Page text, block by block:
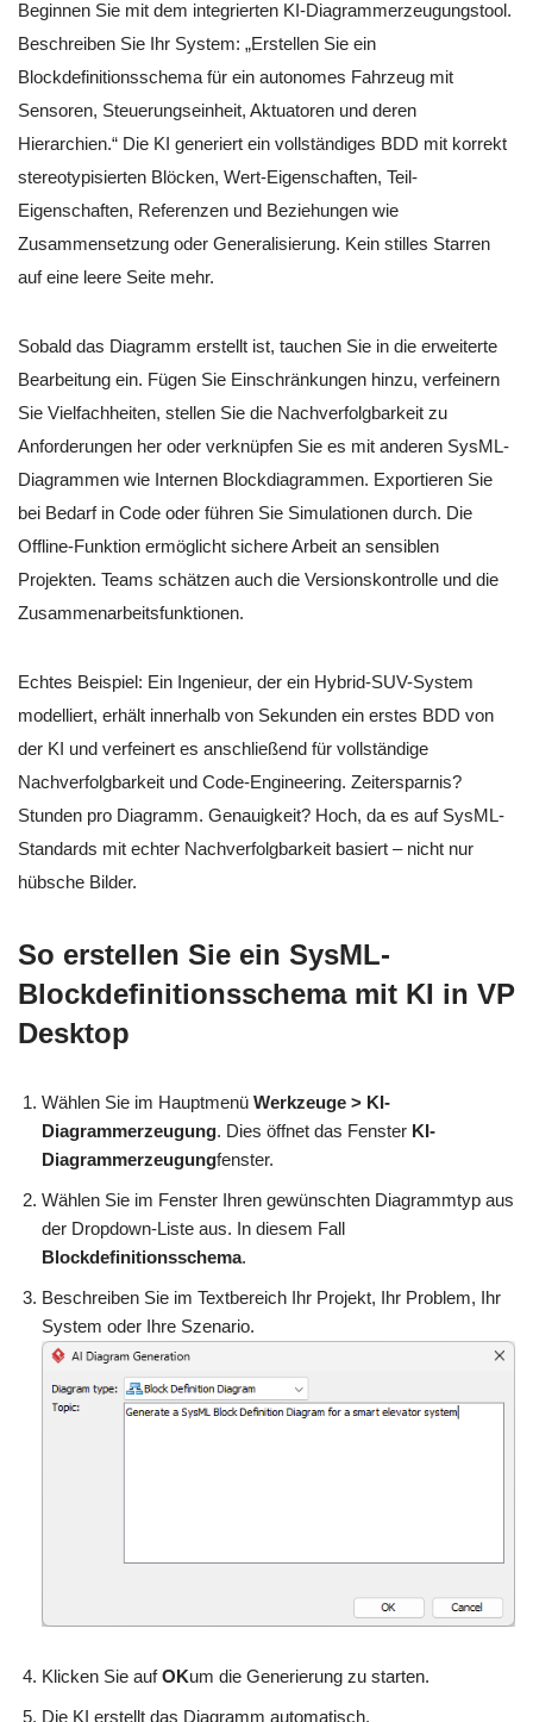
Beginnen Sie mit dem integrierten KI-Diagrammerzeugungstool.
Beschreiben Sie Ihr System: „Erstellen Sie ein
Blockdefinitionsschema für ein autonomes Fahrzeug mit
Sensoren, Steuerungseinheit, Aktuatoren und deren
Hierarchien.“ Die KI generiert ein vollständiges BDD mit korrekt
stereotypisierten Blöcken, Wert-Eigenschaften, Teil-
Eigenschaften, Referenzen und Beziehungen wie
Zusammensetzung oder Generalisierung. Kein stilles Starren
auf eine leere Seite mehr.
Sobald das Diagramm erstellt ist, tauchen Sie in die erweiterte
Bearbeitung ein. Fügen Sie Einschränkungen hinzu, verfeinern
Sie Vielfachheiten, stellen Sie die Nachverfolgbarkeit zu
Anforderungen her oder verknüpfen Sie es mit anderen SysML-
Diagrammen wie Internen Blockdiagrammen. Exportieren Sie
bei Bedarf in Code oder führen Sie Simulationen durch. Die
Offline-Funktion ermöglicht sichere Arbeit an sensiblen
Projekten. Teams schätzen auch die Versionskontrolle und die
Zusammenarbeitsfunktionen.
Echtes Beispiel: Ein Ingenieur, der ein Hybrid-SUV-System
modelliert, erhält innerhalb von Sekunden ein erstes BDD von
der KI und verfeinert es anschließend für vollständige
Nachverfolgbarkeit und Code-Engineering. Zeitersparnis?
Stunden pro Diagramm. Genauigkeit? Hoch, da es auf SysML-
Standards mit echter Nachverfolgbarkeit basiert – nicht nur
hübsche Bilder.
So erstellen Sie ein SysML-
Blockdefinitionsschema mit KI in VP
Desktop
Wählen Sie im Hauptmenü Werkzeuge > KI-
Diagrammerzeugung. Dies öffnet das Fenster KI-
Diagrammerzeugungfenster.
Wählen Sie im Fenster Ihren gewünschten Diagrammtyp aus
der Dropdown-Liste aus. In diesem Fall
Blockdefinitionsschema.
Beschreiben Sie im Textbereich Ihr Projekt, Ihr Problem, Ihr
System oder Ihre Szenario.
Klicken Sie aufOKum die Generierung zu starten.
Die KI erstellt das Diagramm automatisch.